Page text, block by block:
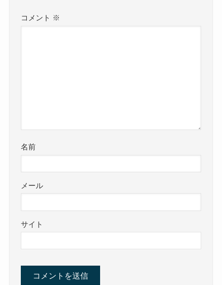
コメント ※
名前
メール
サイト